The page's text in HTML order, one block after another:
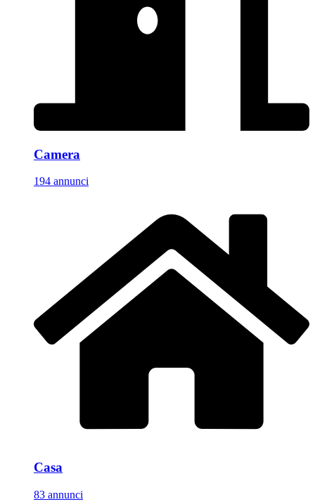
Camera
194 annunci
Casa
83 annunci